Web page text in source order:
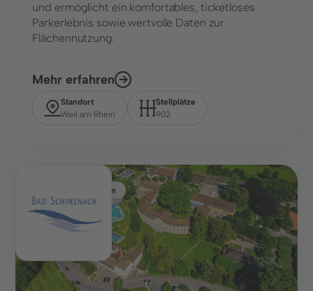
und ermöglicht ein komfortables, ticketloses
Parkerlebnis sowie wertvolle Daten zur
Flächennutzung.
Mehr erfahren
Standort
Weil am Rhein
Stellplätze
902
Gesundheitswesen